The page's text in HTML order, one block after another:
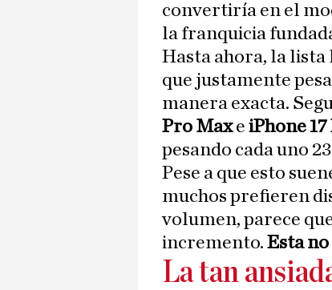
convertiría en el
la franquicia
Hasta ahora, la lista
que justamente
manera exacta.
Pro Maxe iPhone
pesando cada uno
Pese a que esto
muchos prefieren
volumen, parece
incremento. Esta
La tan